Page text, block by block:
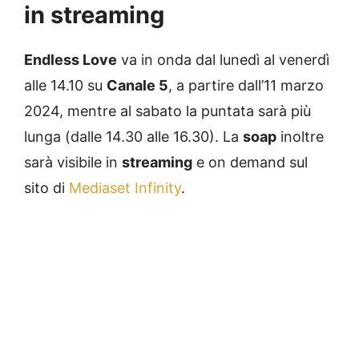
in streaming
Endless Love va in onda dal lunedì al venerdì
alle 14.10 su Canale 5, a partire dall’11 marzo
2024, mentre al sabato la puntata sarà più
lunga (dalle 14.30 alle 16.30). La soap inoltre
sarà visibile in streaming e on demand sul
sito di Mediaset Infinity.